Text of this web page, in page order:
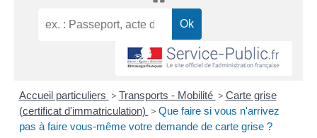
Accueil particuliers > Transports - Mobilité > Carte grise
(certificat d'immatriculation) > Que faire si vous n'arrivez
pas à faire vous-même votre demande de carte grise ?